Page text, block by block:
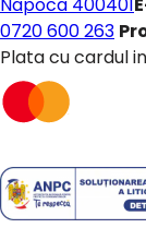
0720 600 263
Plata cu cardul